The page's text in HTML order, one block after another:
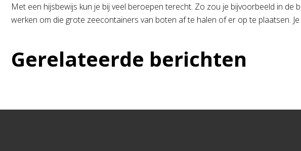
Met een hijsbewijs kun je bij veel beroepen terecht. Zo zou je bijvoorbeeld in
werken om die grote zeecontainers van boten af te halen of er op te plaatsen.
Gerelateerde berichten